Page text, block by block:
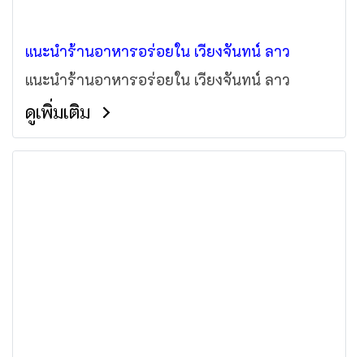
แนะนำร้านอาหารอร่อยใน เวียงจันทน์ ลาว
แนะนำร้านอาหารอร่อยใน เวียงจันทน์ ลาว
ดูเพิ่มเติม